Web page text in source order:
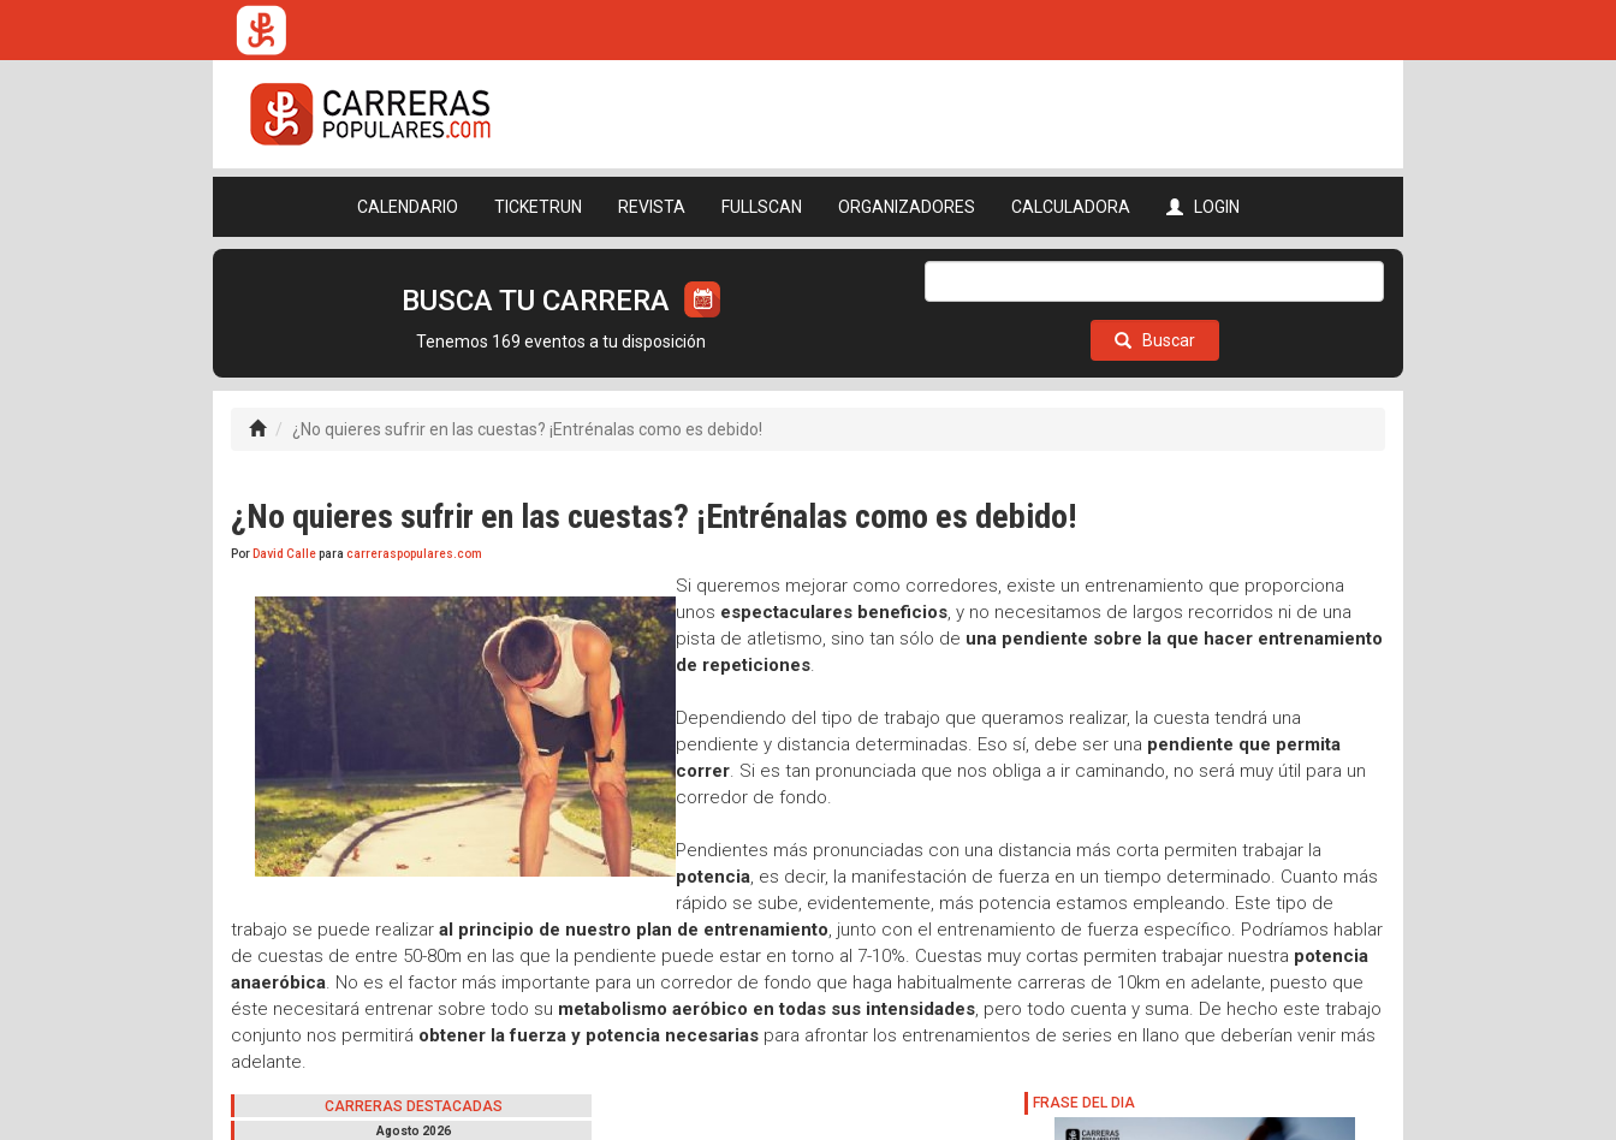
CALENDARIO TICKETRUN REVISTA FULLSCAN ORGANIZADORES CALCULADORA LOGIN
BUSCA TU CARRERA
Tenemos 169 eventos a tu disposición Buscar
¿No quieres sufrir en las cuestas? ¡Entrénalas como es debido!
¿No quieres sufrir en las cuestas? ¡Entrénalas como es debido!
Por David Callepara carreraspopulares.com
Si queremos mejorar como corredores, existe un entrenamiento que proporciona
unos espectaculares beneficios, y no necesitamos de largos recorridos ni de una
pista de atletismo, sino tan sólo de una pendiente sobre la que hacer entrenamiento
de repeticiones.
Dependiendo del tipo de trabajo que queramos realizar, la cuesta tendrá una
pendiente y distancia determinadas. Eso sí, debe ser una pendiente que permita
correr. Si es tan pronunciada que nos obliga a ir caminando, no será muy útil para un
corredor de fondo.
Pendientes más pronunciadas con una distancia más corta permiten trabajar la
potencia, es decir, la manifestación de fuerza en un tiempo determinado. Cuanto más
rápido se sube, evidentemente, más potencia estamos empleando. Este tipo de
trabajo se puede realizar al principio de nuestro plan de entrenamiento, junto con el entrenamiento de fuerza específico. Podríamos hablar
de cuestas de entre 50-80m en las que la pendiente puede estar en torno al 7-10%. Cuestas muy cortas permiten trabajar nuestra potencia
anaeróbica. No es el factor más importante para un corredor de fondo que haga habitualmente carreras de 10km en adelante, puesto que
éste necesitará entrenar sobre todo su metabolismo aeróbico en todas sus intensidades, pero todo cuenta y suma. De hecho este trabajo
conjunto nos permitirá obtener la fuerza y potencia necesarias para afrontar los entrenamientos de series en llano que deberían venir más
adelante.
CARRERAS DESTACADAS
Agosto 2026